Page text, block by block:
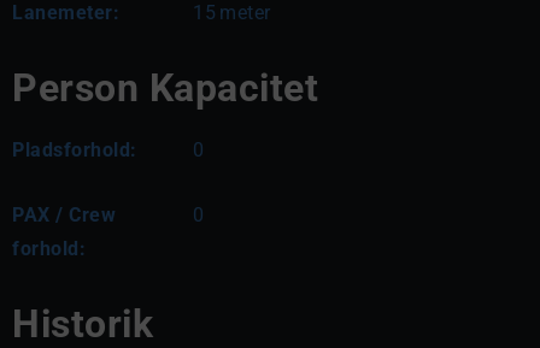
Lanemeter: 15 meter
Person Kapacitet
Pladsforhold: 0
PAX / Crew
forhold:
0
Historik